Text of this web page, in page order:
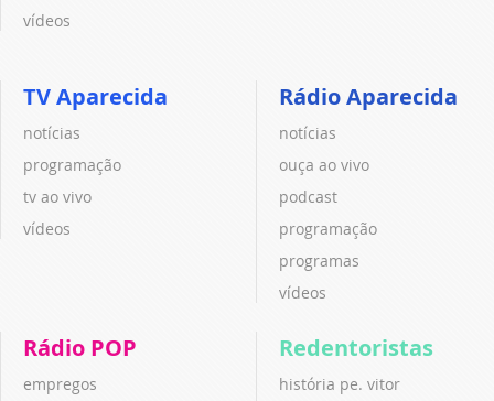
vídeos
TV Aparecida
notícias
programação
tv ao vivo
vídeos
Rádio Aparecida
notícias
ouça ao vivo
podcast
programação
programas
vídeos
Rádio POP
empregos
Redentoristas
história pe. vitor